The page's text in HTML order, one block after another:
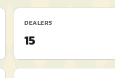
DEALERS
15